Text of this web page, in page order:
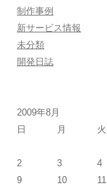
制作事例
新サービス情報
未分類
開発日誌
2009年8月
日
月 火
2
3 4
9
10 11